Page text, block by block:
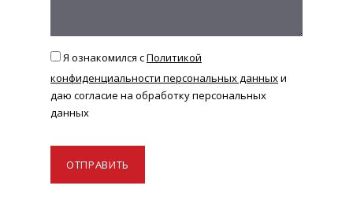
Я ознакомился сПолитикой
конфиденциальности персональных данныхи
даю согласие на обработку персональных
данных